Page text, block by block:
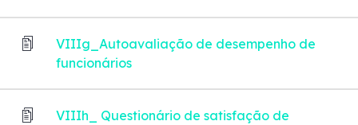
VIIIg_Autoavaliação de desempenho de
funcionários
VIIIh_ Questionário de satisfação de